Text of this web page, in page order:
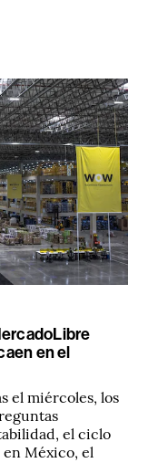
en el
el miércoles, los
el ciclo
México, el